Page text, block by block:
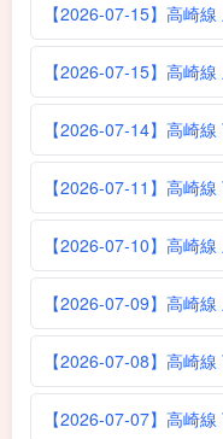
【2026-07-15】高崎
【2026-07-15】高崎
【2026-07-14】高崎
【2026-07-11】高崎
【2026-07-10】高崎
【2026-07-09】高崎
【2026-07-08】高崎
【2026-07-07】高崎